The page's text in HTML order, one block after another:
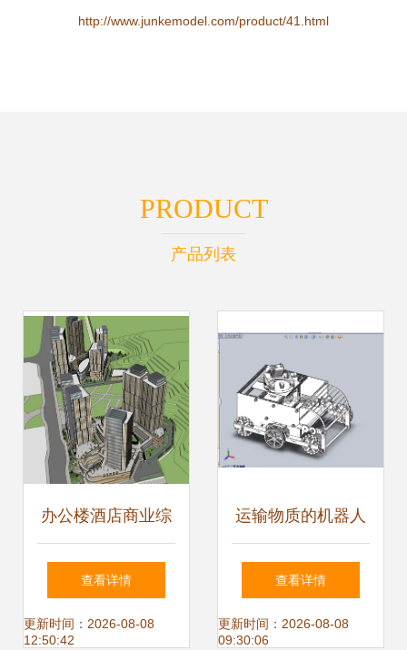
http://www.junkemodel.com/product/41.html
PRODUCT
产品列表
办公楼酒店商业综
合体建筑设计SU模
型 原创设计的核心
查看详情
更新时间：2026-08-08
12:50:42
运输物质的机器人
设计模型
查看详情
更新时间：2026-08-08
09:30:06